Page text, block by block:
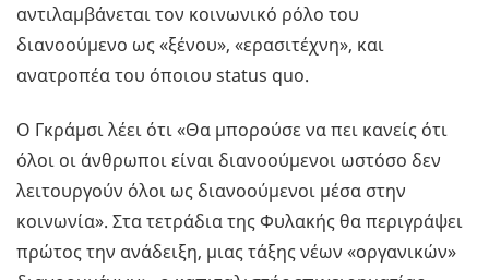
αντιλαμβάνεται τον κοινωνικό ρόλο του
διανοούμενο ως «ξένου», «ερασιτέχνη», και
ανατροπέα του όποιου status quo.
Ο Γκράμσι λέει ότι «Θα μπορούσε να πει κανείς ότι
όλοι οι άνθρωποι είναι διανοούμενοι ωστόσο δεν
λειτουργούν όλοι ως διανοούμενοι μέσα στην
κοινωνία». Στα τετράδια της Φυλακής θα περιγράψει
πρώτος την ανάδειξη, μιας τάξης νέων «οργανικών»